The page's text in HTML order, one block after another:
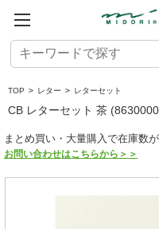
TOP > レター > レターセット
CB レターセット 茶
まとめ買い・大量購入で在庫数
お問い合わせはこちらから＞＞